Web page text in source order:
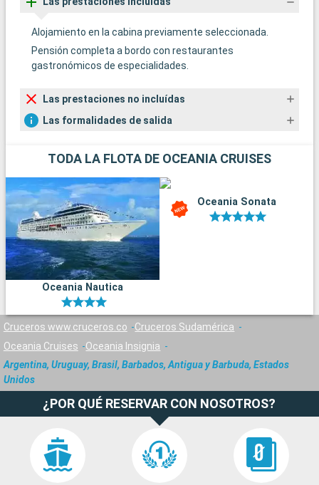
Alojamiento en la cabina previamente seleccionada.
Pensión completa a bordo con restaurantes
gastronómicos de especialidades.
Las prestaciones no incluídas
Las formalidades de salida
TODA LA FLOTA DE OCEANIA CRUISES
Oceania Nautica
Oceania Sonata
Cruceros www.cruceros.co
Cruceros Sudamérica
Oceania Cruises
Oceania Insignia
Argentina, Uruguay, Brasil, Barbados, Antigua y Barbuda, Estados
Unidos
¿POR QUÉ RESERVAR CON NOSOTROS?